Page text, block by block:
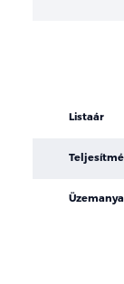
Listaár